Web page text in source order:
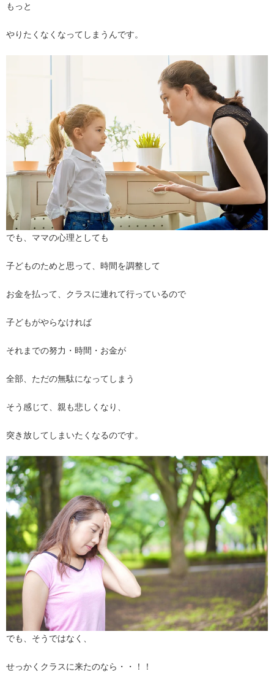
もっと
やりたくなくなってしまうんです。
でも、ママの心理としても
子どものためと思って、時間を調整して
お金を払って、クラスに連れて行っているので
子どもがやらなければ
それまでの努力・時間・お金が
全部、ただの無駄になってしまう
そう感じて、親も悲しくなり、
突き放してしまいたくなるのです。
でも、そうではなく、
せっかくクラスに来たのなら・・！！